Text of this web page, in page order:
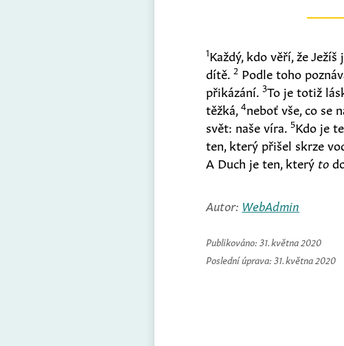
1Každý, kdo věří, že
dítě.2 Podle toho
přikázání.3To je totiž
těžká,4neboť vše, co se
svět: naše víra.5Kdo je
ten, který přišel skrze
A Duch je ten, který to
Autor: WebAdmin
Publikováno: 31. května 2020
Poslední úprava: 31. května 2020